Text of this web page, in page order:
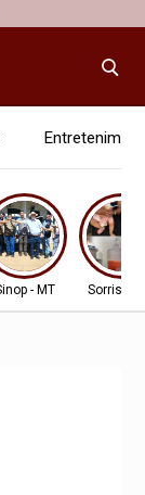
- MT Sorriso -